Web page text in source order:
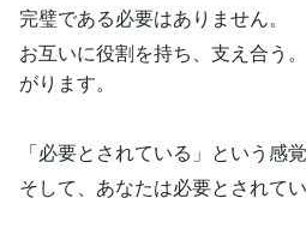
完璧である必要はありません。
お互いに役割を持ち、支え合う
がります。
「必要とされている」という感
そして、あなたは必要とされてい